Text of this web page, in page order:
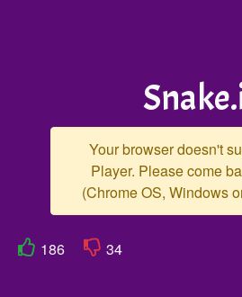
Your browser doesn't
Player. Please come
(Chrome OS, Windows
186 34